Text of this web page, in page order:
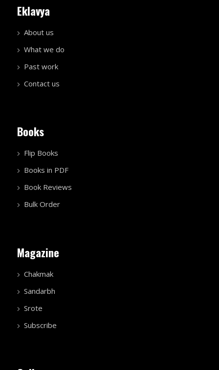
Eklavya
About us
What we do
Past work
Contact us
Books
Flip Books
Books in PDF
Book Reviews
Bulk Order
Magazine
Chakmak
Sandarbh
Srote
Subscribe